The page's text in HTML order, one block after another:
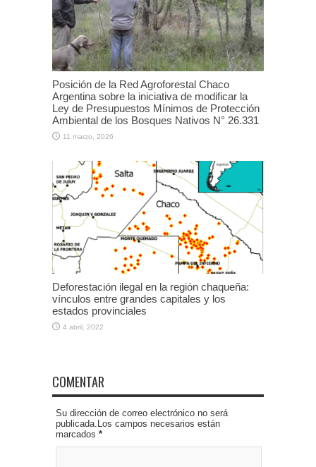
Posición de la Red Agroforestal Chaco
Argentina sobre la iniciativa de modificar la
Ley de Presupuestos Mínimos de Protección
Ambiental de los Bosques Nativos N° 26.331
11 marzo, 2026
Deforestación ilegal en la región chaqueña:
vínculos entre grandes capitales y los
estados provinciales
4 abril, 2022
COMENTAR
Su dirección de correo electrónico no será
publicada.Los campos necesarios están
marcados *